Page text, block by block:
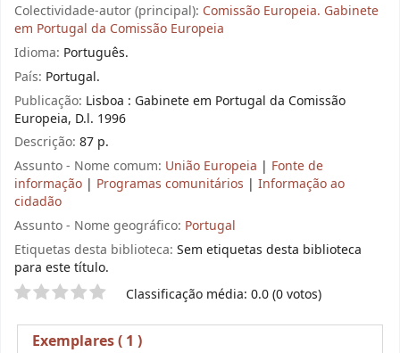
Colectividade-autor (principal): Comissão Europeia. Gabinete
em Portugal da Comissão Europeia
Idioma: Português.
País: Portugal.
Publicação: Lisboa : Gabinete em Portugal da Comissão
Europeia, D.l. 1996
Descrição: 87 p.
Assunto - Nome comum: União Europeia | Fonte de
informação | Programas comunitários | Informação ao
cidadão
Assunto - Nome geográfico: Portugal
Etiquetas desta biblioteca: Sem etiquetas desta biblioteca
para este título.
Pontuação Classificação média: 0.0 (0 votos)
Exemplares( 1 )